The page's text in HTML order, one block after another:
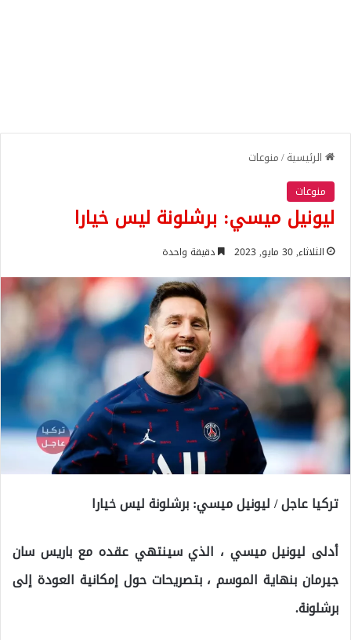
الرئيسية/منوعات
منوعات
ليونيل ميسي: برشلونة ليس خيارا
الثلاثاء, 30 مايو, 2023 دقيقة واحدة
تركيا عاجل / ليونيل ميسي: برشلونة ليس خيارا
أدلى ليونيل ميسي ، الذي سينتهي عقده مع باريس سان
جيرمان بنهاية الموسم ، بتصريحات حول إمكانية العودة إلى
برشلونة.